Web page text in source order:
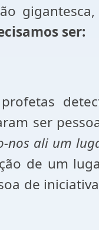
ser:
ser
nos ali um
de um
de